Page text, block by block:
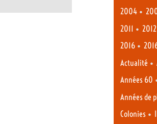
2004 •
2011 • 2012
2016 •
Actualité •
Années 60
Années de
Colonies •